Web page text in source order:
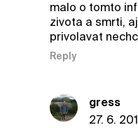
malo o tomto
zivota a smrti,
privolavat
Reply
gress
27. 6.